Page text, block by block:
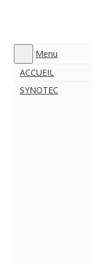
Menu
ACCUEIL
SYNOTEC